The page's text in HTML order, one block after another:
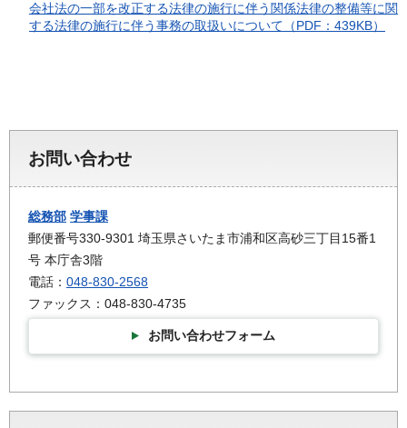
会社法の一部を改正する法律の施行に伴う関係法律の整備等に関
する法律の施行に伴う事務の取扱いについて（PDF：439KB）
お問い合わせ
総務部 学事課
郵便番号330-9301 埼玉県さいたま市浦和区高砂三丁目15番1
号 本庁舎3階
電話： 048-830-2568
ファックス：048-830-4735
お問い合わせフォーム